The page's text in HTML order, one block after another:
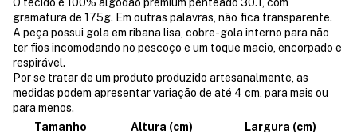
gramatura de 175g. Em outras palavras, não fica transparente.
A peça possui gola em ribana lisa, cobre-gola interno para não
ter fios incomodando no pescoço e um toque macio, encorpado e
respirável.
Por se tratar de um produto produzido artesanalmente, as
medidas podem apresentar variação de até 4 cm, para mais ou
para menos.
Tamanho
Altura (cm)
Largura (cm)